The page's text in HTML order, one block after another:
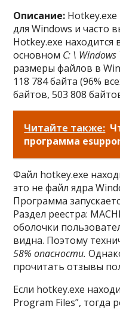
Описание:
для Windows и часто
Hotkey.exe находится
основном C: \
размеры файлов в
118 784 байта (96%
байтов, 503 808
Читайте также:
программа
Файл hotkey.exe
это не файл ядра
Программа
Раздел реестра:
оболочки
видна. Поэтому
58% опасности.
прочитать отзывы
Если hotkey.exe
Program Files”, тогда